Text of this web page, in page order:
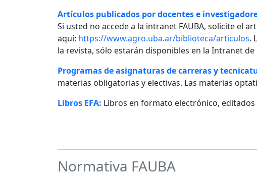
Artículos publicados por docentes e
Si usted no accede a la intranet FAUBA, solicite el
aquí: https://www.agro.uba.ar/biblioteca/articulos.
la revista, sólo estarán disponibles en la Intranet
Programas de asignaturas de carreras y
materias obligatorias y electivas. Las materias
Libros EFA: Libros en formato electrónico, editados
Normativa FAUBA